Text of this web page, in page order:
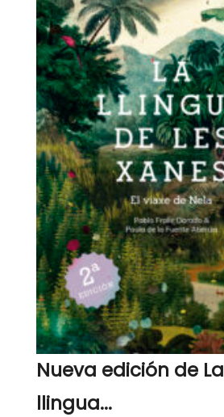
Nueva edición de La
llingua...